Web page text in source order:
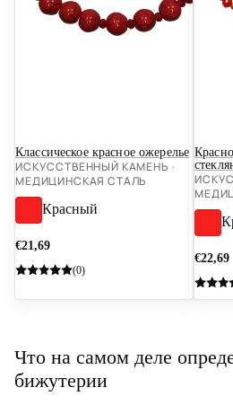
Новинка
Классическое красное ожерелье
ИСКУССТВЕННЫЙ КАМЕНЬ ·
МЕДИЦИНСКАЯ СТАЛЬ
Красный
€21,69
(0)
€22,69
Что на самом деле
бижутерии